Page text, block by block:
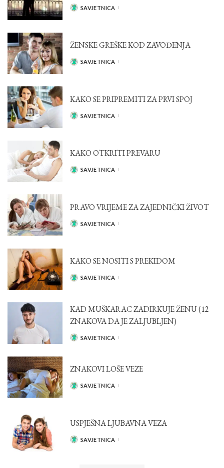
POSTED
SAVJETNICA
ŽENSKE GREŠKE KOD ZAVOĐENJA
POSTED
SAVJETNICA
KAKO SE PRIPREMITI ZA PRVI SPOJ
POSTED
SAVJETNICA
KAKO OTKRITI PREVARU
POSTED
SAVJETNICA
PRAVO VRIJEME ZA ZAJEDNIČKI ŽIVOT
POSTED
SAVJETNICA
KAKO SE NOSITI S PREKIDOM
POSTED
SAVJETNICA
KAD MUŠKARAC ZADIRKUJE ŽENU (12
ZNAKOVA DA JE ZALJUBLJEN)
POSTED
SAVJETNICA
ZNAKOVI LOŠE VEZE
POSTED
SAVJETNICA
USPJEŠNA LJUBAVNA VEZA
POSTED
SAVJETNICA